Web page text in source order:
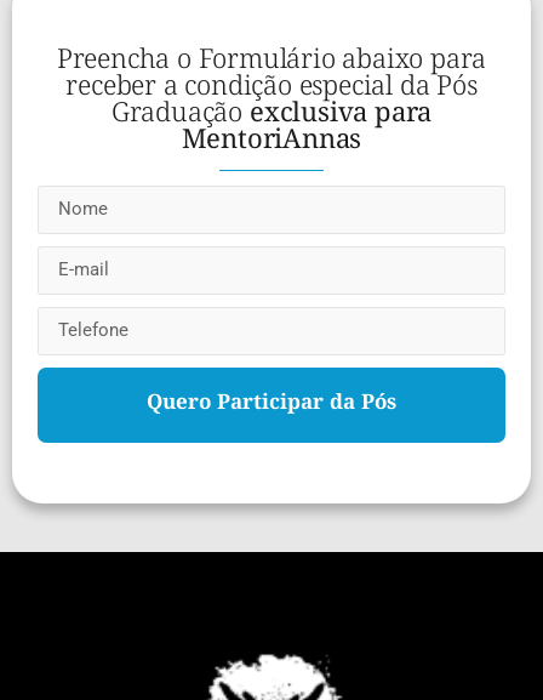
Preencha o Formulário abaixo para
receber a condição especial da Pós
Graduação exclusiva para
MentoriAnnas
Quero Participar da Pós